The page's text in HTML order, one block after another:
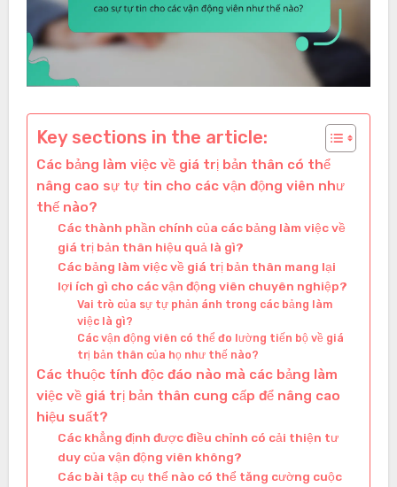
Key sections in the article:
Các bảng làm việc về giá trị bản thân có thể
nâng cao sự tự tin cho các vận động viên như
thế nào?
Các thành phần chính của các bảng làm việc về
giá trị bản thân hiệu quả là gì?
Các bảng làm việc về giá trị bản thân mang lại
lợi ích gì cho các vận động viên chuyên nghiệp?
Vai trò của sự tự phản ánh trong các bảng làm
việc là gì?
Các vận động viên có thể đo lường tiến bộ về giá
trị bản thân của họ như thế nào?
Các thuộc tính độc đáo nào mà các bảng làm
việc về giá trị bản thân cung cấp để nâng cao
hiệu suất?
Các khẳng định được điều chỉnh có cải thiện tư
duy của vận động viên không?
Các bài tập cụ thể nào có thể tăng cường cuộc